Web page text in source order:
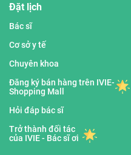
Đặt lịch
Bác sĩ
Cơ sở y tế
Chuyên khoa
Đăng ký bán hàng trên IVIE-
Shopping Mall
Hỏi đáp bác sĩ
Trở thành đối tác
của IVIE - Bác sĩ ơi